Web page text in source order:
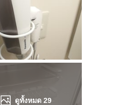
ดูทั้งหมด 29